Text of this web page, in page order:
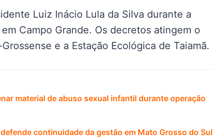
Luiz Inácio Lula da Silva durante a
Campo Grande. Os decretos atingem o
e a Estação Ecológica de Taiamã.
material de abuso sexual infantil durante operação
continuidade da gestão em Mato Grosso do Sul